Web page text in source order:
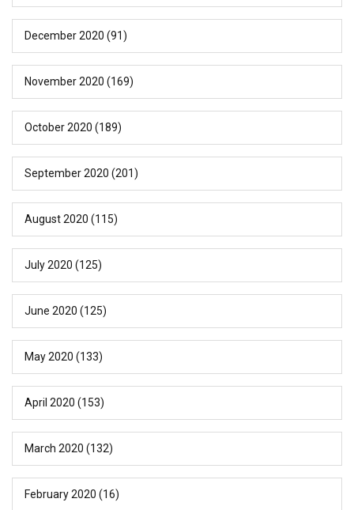
December 2020 (91)
November 2020 (169)
October 2020 (189)
September 2020 (201)
August 2020 (115)
July 2020 (125)
June 2020 (125)
May 2020 (133)
April 2020 (153)
March 2020 (132)
February 2020 (16)